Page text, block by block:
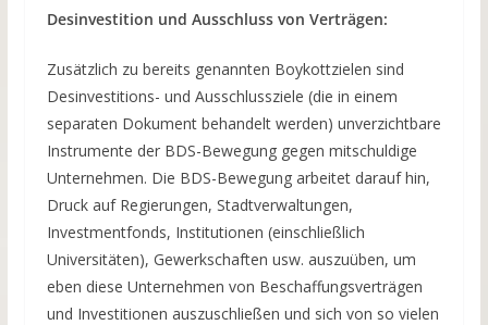
Desinvestition und Ausschluss von Verträgen:
Zusätzlich zu bereits genannten Boykottzielen sind
Desinvestitions- und Ausschlussziele (die in einem
separaten Dokument behandelt werden) unverzichtbare
Instrumente der BDS-Bewegung gegen mitschuldige
Unternehmen. Die BDS-Bewegung arbeitet darauf hin,
Druck auf Regierungen, Stadtverwaltungen,
Investmentfonds, Institutionen (einschließlich
Universitäten), Gewerkschaften usw. auszuüben, um
eben diese Unternehmen von Beschaffungsverträgen
und Investitionen auszuschließen und sich von so vielen